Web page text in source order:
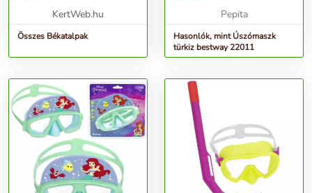
KertWeb.hu
Összes Békatalpak
Pepita
Hasonlók, mint Úszómaszk
türkiz bestway 22011